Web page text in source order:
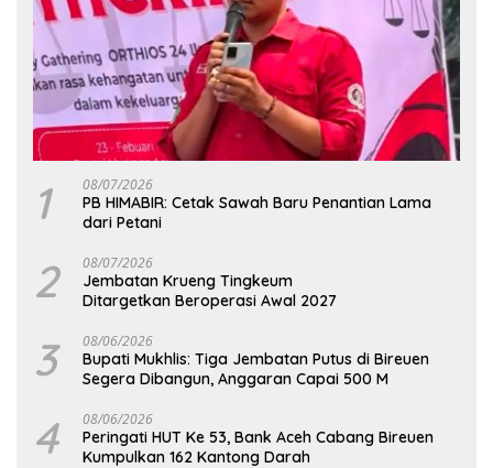
1 08/07/2026
PB HIMABIR: Cetak Sawah Baru Penantian Lama
dari Petani
2 08/07/2026
Jembatan Krueng Tingkeum
Ditargetkan Beroperasi Awal 2027
3 08/06/2026
Bupati Mukhlis: Tiga Jembatan Putus di Bireuen
Segera Dibangun, Anggaran Capai 500 M
4 08/06/2026
Peringati HUT Ke 53, Bank Aceh Cabang Bireuen
Kumpulkan 162 Kantong Darah